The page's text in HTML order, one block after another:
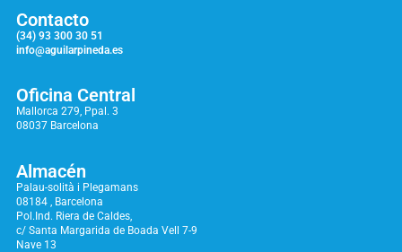
Contacto
(34) 93 300 30 51
info@aguilarpineda.es
Oficina Central
Mallorca 279, Ppal. 3
08037 Barcelona
Almacén
Palau-solità i Plegamans
08184 , Barcelona
Pol.Ind. Riera de Caldes,
c/ Santa Margarida de Boada Vell 7-9
Nave 13